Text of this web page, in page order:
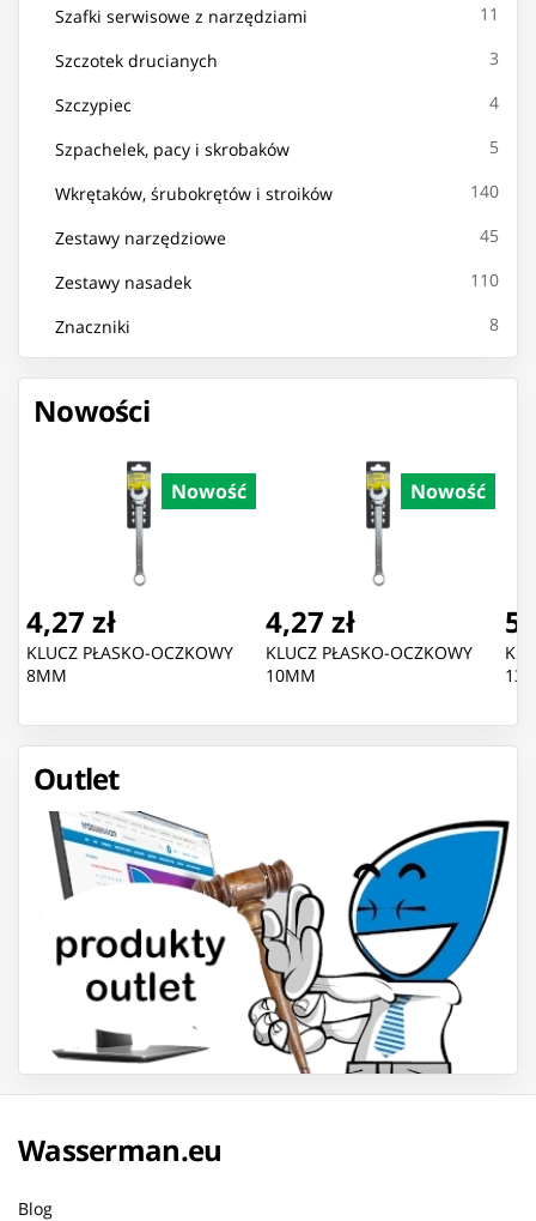
Szafki serwisowe z narzędziami 11
Szczotek drucianych 3
Szczypiec 4
Szpachelek, pacy i skrobaków 5
Wkrętaków, śrubokrętów i stroików 140
Zestawy narzędziowe 45
Zestawy nasadek 110
Znaczniki 8
Nowości
Nowość
4,27 zł
KLUCZ PŁASKO-OCZKOWY
8MM
Nowość
4,27 zł
KLUCZ PŁASKO-OCZKOWY
10MM
Outlet
Wasserman.eu
Blog